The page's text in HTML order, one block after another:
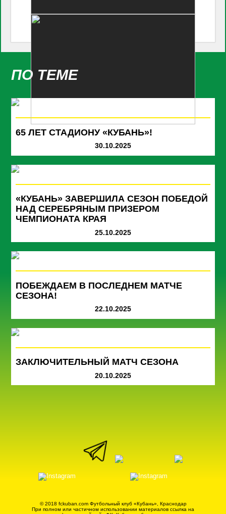
ПО ТЕМЕ
65 ЛЕТ СТАДИОНУ «КУБАНЬ»!
30.10.2025
«КУБАНЬ» ЗАВЕРШИЛА СЕЗОН ПОБЕДОЙ
НАД СЕРЕБРЯНЫМ ПРИЗЕРОМ
ЧЕМПИОНАТА КРАЯ
25.10.2025
ПОБЕЖДАЕМ В ПОСЛЕДНЕМ МАТЧЕ
СЕЗОНА!
22.10.2025
ЗАКЛЮЧИТЕЛЬНЫЙ МАТЧ СЕЗОНА
20.10.2025
© 2018 fckuban.com Футбольный клуб «Кубань», Краснодар
При полном или частичном использовании материалов ссылка на